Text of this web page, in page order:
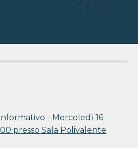
- Mercoledì 16
presso Sala Polivalente